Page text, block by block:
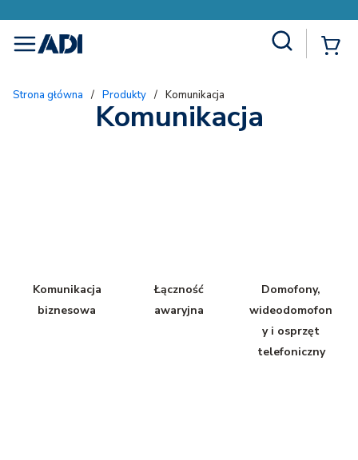
menu
Strona główna / Produkty / Komunikacja
Komunikacja
Komunikacja
biznesowa
Łączność
awaryjna
Domofony,
wideodomofon
y i osprzęt
telefoniczny